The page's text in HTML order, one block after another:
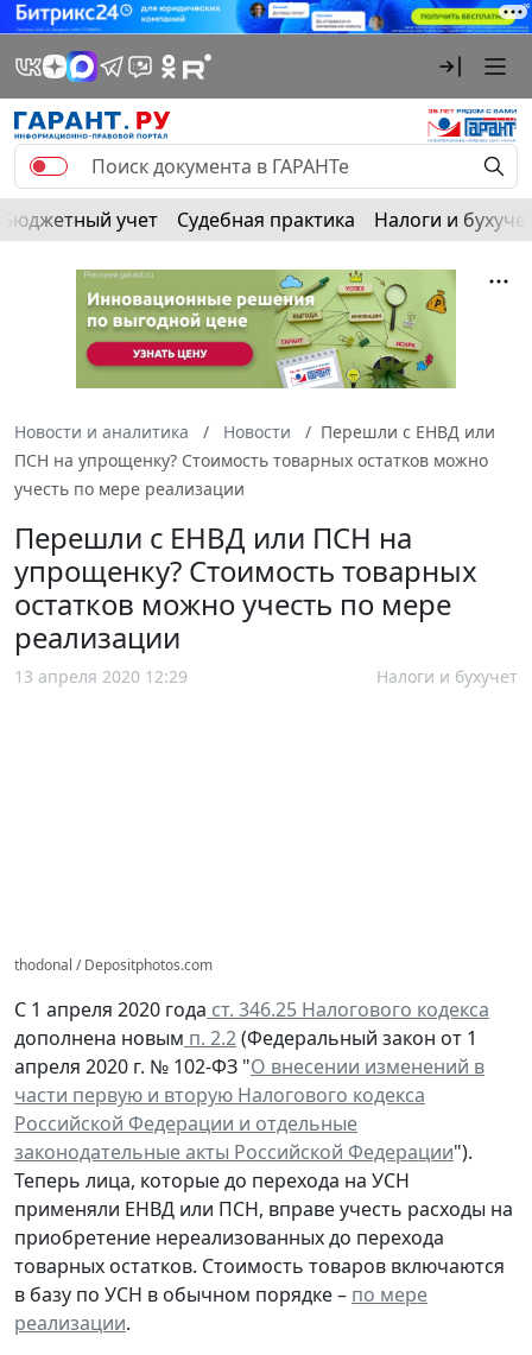
Бюджетный учет Судебная практика Налоги и
Новости и аналитика Новости
Перешли с ЕНВД или
ПСН на упрощенку? Стоимость товарных остатков можно
учесть по мере реализации
Перешли с ЕНВД или ПСН на
упрощенку? Стоимость товарных
остатков можно учесть по мере
реализации
13 апреля 2020 12:29 Налоги и бухучет
thodonal / Depositphotos.com
С 1 апреля 2020 года ст. 346.25 Налогового кодекса
дополнена новым п. 2.2(Федеральный закон от 1
апреля 2020 г. № 102-ФЗ "О внесении изменений в
части первую и вторую Налогового кодекса
Российской Федерации и отдельные
законодательные акты Российской Федерации").
Теперь лица, которые до перехода на УСН
применяли ЕНВД или ПСН, вправе учесть расходы на
приобретение нереализованных до перехода
товарных остатков. Стоимость товаров включаются
в базу по УСН в обычном порядке – по мере
реализации.